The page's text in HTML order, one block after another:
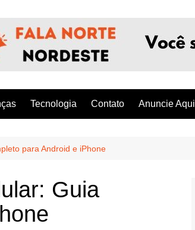
Tecnologia Contato Anuncie Aqui
para Android e iPhone
Guia